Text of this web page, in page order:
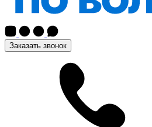
Заказать звонок